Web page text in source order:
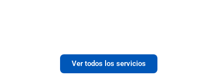
Ver todos los servicios